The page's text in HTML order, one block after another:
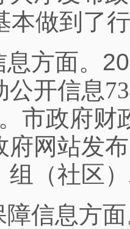
本做到了
面。
公开信息
市政府财
府网站发
组（社区
息方面